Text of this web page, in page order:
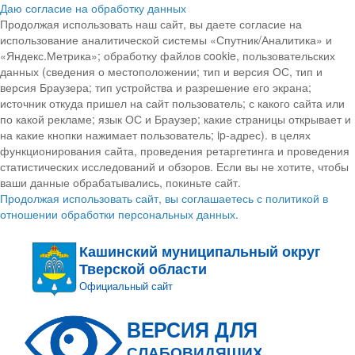
Даю согласие на обработку данных
Продолжая использовать наш сайт, вы даете согласие на
использование аналитической системы «Спутник/Аналитика» и
«Яндекс.Метрика»; обработку файлов cookie, пользовательских
данных (сведения о местоположении; тип и версия ОС, тип и
версия Браузера; тип устройства и разрешение его экрана;
источник откуда пришел на сайт пользователь; с какого сайта или
по какой рекламе; язык ОС и Браузер; какие страницы открывает и
на какие кнопки нажимает пользователь; ip-адрес). в целях
функционирования сайта, проведения ретаргетинга и проведения
статистических исследований и обзоров. Если вы не хотите, чтобы
ваши данные обрабатывались, покиньте сайт.
Продолжая использовать сайт, вы соглашаетесь с политикой в
отношении обработки персональных данных.